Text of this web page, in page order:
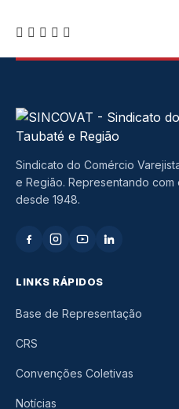
Sindicato do Comércio
e Região. Representando com
desde 1948.
LINKS RÁPIDOS
Base de Representação
CRS
Convenções Coletivas
Notícias